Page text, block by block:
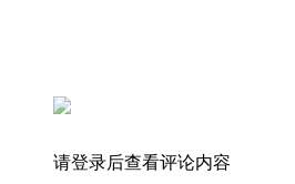
请登录后查看评论内容